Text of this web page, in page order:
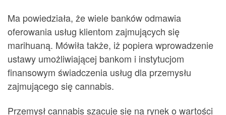
Ma powiedziała, że wiele banków odmawia
oferowania usług klientom zajmujących się
marihuaną. Mówiła także, iż popiera wprowadzenie
ustawy umożliwiającej bankom i instytucjom
finansowym świadczenia usług dla przemysłu
zajmującego się cannabis.
Przemysł cannabis szacuje się na rynek o wartości